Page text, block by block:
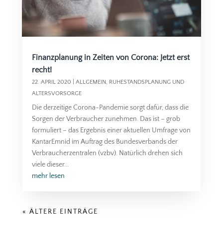
Finanzplanung in Zeiten von Corona: Jetzt erst
recht!
22. APRIL 2020 ALLGEMEIN, RUHESTANDSPLANUNG UND
ALTERSVORSORGE
Die derzeitige Corona-Pandemie sorgt dafür, dass die
Sorgen der Verbraucher zunehmen. Das ist – grob
formuliert – das Ergebnis einer aktuellen Umfrage von
KantarEmnid im Auftrag des Bundesverbands der
Verbraucherzentralen (vzbv). Natürlich drehen sich
viele dieser...
mehr lesen
« ÄLTERE EINTRÄGE